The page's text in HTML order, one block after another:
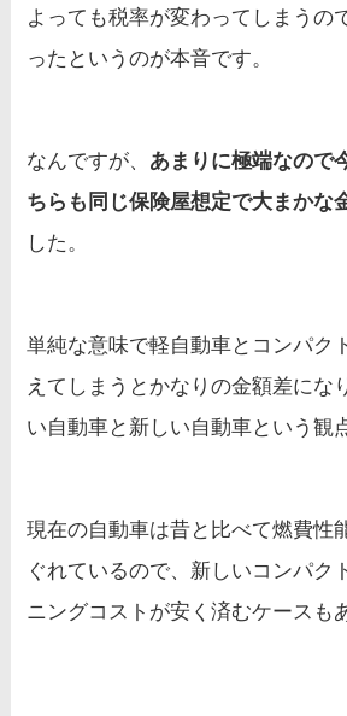
よっても税率が変わってしまうの
ったというのが本音です。
なんですが、 あまりに極端なので
ちらも同じ保険屋想定で大まかな
した。
単純な意味で軽自動車とコンパク
えてしまうとかなりの金額差にな
い自動車と新しい自動車という観
現在の自動車は昔と比べて燃費性
ぐれているので、新しいコンパク
ニングコストが安く済むケースも